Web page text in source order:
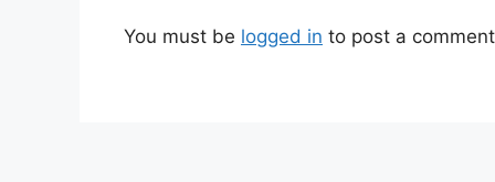
You must be logged in to post a